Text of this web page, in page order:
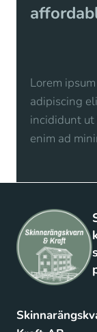
Lorem
adipiscing
incididunt ut
enim ad